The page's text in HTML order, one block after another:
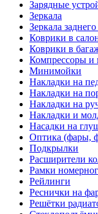
Зарядные
Зеркала
Зеркала
Коврики в
Коврики в
Компрессоры и
Минимойки
Накладки на
Накладки на
Накладки на
Накладки и
Насадки на
Оптика (фары,
Подкрылки
Расширители
Рамки
Рейлинги
Реснички на
Решётки